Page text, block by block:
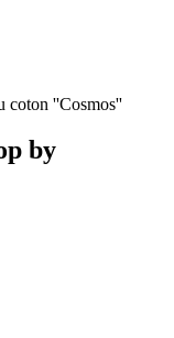
coton ''Cosmos''
by